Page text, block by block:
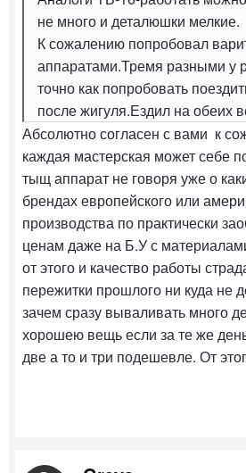
не много и деталюшки мелкие.
К сожалению попробовал
аппаратами.Тремя разными у
точно как попробовать
после жигуля.Ездил на обеих
Абсолютно согласен с вами к
каждая мастерская может себе
тыщ аппарат не говоря уже о
брендах европейского или
производства по практически
ценам даже на Б.У с
от этого и качество работы
пережитки прошлого ни куда не
зачем сразу вываливать много
хорошею вещь если за те же
две а то и три подешевле. От